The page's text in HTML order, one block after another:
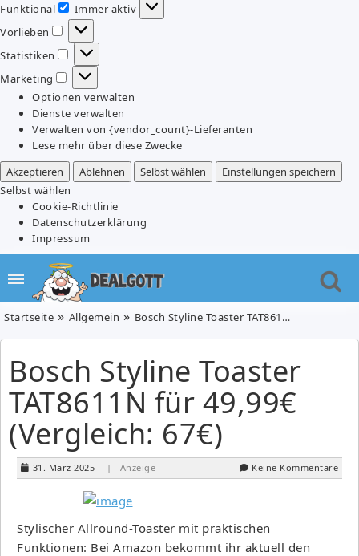
Funktional
Funktional
Immer aktiv
Vorlieben
Vorlieben
Statistiken
Statistiken
Marketing
Marketing
Optionen verwalten
Dienste verwalten
Verwalten von {vendor_count}-Lieferanten
Lese mehr über diese Zwecke
Akzeptieren
Ablehnen Selbst wählen
Einstellungen speichern
Selbst wählen
Cookie-Richtlinie
Datenschutzerklärung
Impressum
Startseite Allgemein Bosch Styline Toaster TAT8611N für 49,99€ (Vergleich: 67€)
Bosch Styline Toaster
TAT8611N für 49,99€
(Vergleich: 67€)
31. März 2025 | Anzeige Keine Kommentare
Stylischer Allround-Toaster mit praktischen
Funktionen: Bei Amazon bekommt ihr aktuell den